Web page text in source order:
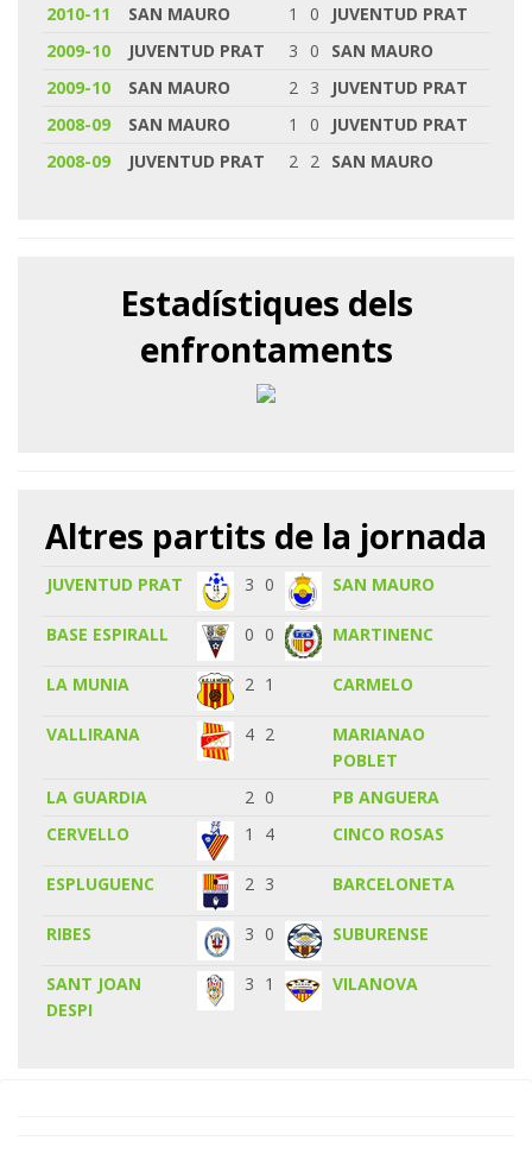
2010-11
SAN MAURO 1 0
JUVENTUD PRAT
2009-10
JUVENTUD PRAT 3 0
SAN MAURO
2009-10
SAN MAURO 2 3
JUVENTUD PRAT
2008-09
SAN MAURO 1 0
JUVENTUD PRAT
2008-09
JUVENTUD PRAT 2 2 SAN MAURO
Estadístiques dels
enfrontaments
Altres partits de la jornada
JUVENTUD PRAT 3 0 SAN MAURO
BASE ESPIRALL 0 0 MARTINENC
LA MUNIA 2 1 CARMELO
VALLIRANA 4 2
MARIANAO
POBLET
LA GUARDIA
2 0
PB ANGUERA
CERVELLO
1 4 CINCO ROSAS
ESPLUGUENC 2 3 BARCELONETA
RIBES 3 0 SUBURENSE
SANT JOAN
DESPI
3 1 VILANOVA